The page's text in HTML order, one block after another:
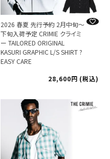
2026 春夏 先行予約 2月中旬～
下旬入荷予定 CRIMIE クライミ
ー TAILORED ORIGINAL
KASURI GRAPHIC L/S SHIRT ?
EASY CARE
28,600
税込